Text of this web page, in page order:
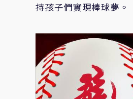
持孩子們實現棒球夢。